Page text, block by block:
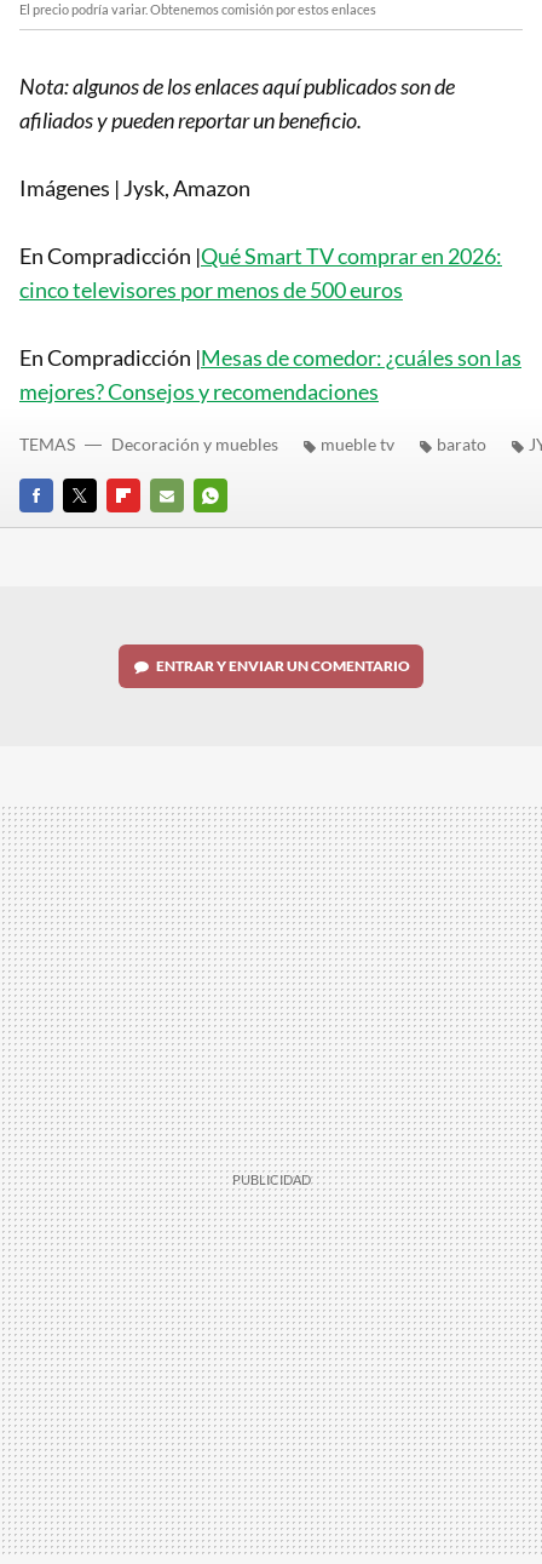
El precio podría variar. Obtenemos comisión por estos enlaces
Nota: algunos de los enlaces aquí publicados son de
afiliados y pueden reportar un beneficio.
Imágenes | Jysk, Amazon
En Compradicción |Qué Smart TV comprar en 2026:
cinco televisores por menos de 500 euros
En Compradicción |Mesas de comedor: ¿cuáles son las
mejores? Consejos y recomendaciones
FACEBOOK
TWITTERFLIPBOARD
E-
WHATSAPP
TEMAS Decoración y muebles mueble tv barato
ENTRAR Y ENVIAR UN COMENTARIO